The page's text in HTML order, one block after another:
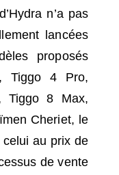
n’a pas
lancées
proposés
Tiggo 4 Pro,
Tiggo 8 Max,
Cheriet, le
au prix de
de vente